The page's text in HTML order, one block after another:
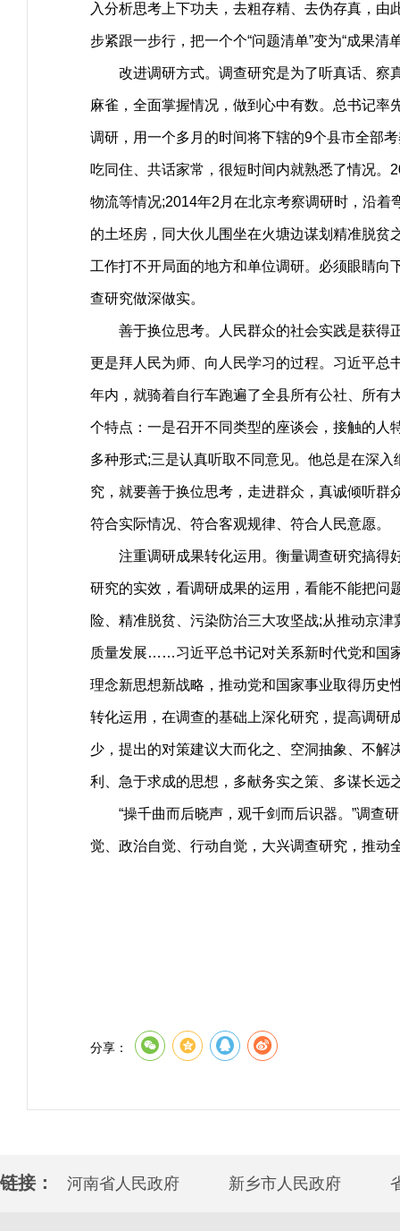
入分析思考上下功夫，去粗存精、去伪存真，
步紧跟一步行，把一个个“问题清单”变为“成果清
改进调研方式。调查研究是为了听真话、察真
麻雀，全面掌握情况，做到心中有数。总书记
调研，用一个多月的时间将下辖的9个县市全部
吃同住、共话家常，很短时间内就熟悉了情况
物流等情况;2014年2月在北京考察调研时，沿
的土坯房，同大伙儿围坐在火塘边谋划精准脱
工作打不开局面的地方和单位调研。必须眼睛向
查研究做深做实。
善于换位思考。人民群众的社会实践是获得正
更是拜人民为师、向人民学习的过程。习近平总
年内，就骑着自行车跑遍了全县所有公社、所有
个特点：一是召开不同类型的座谈会，接触的人
多种形式;三是认真听取不同意见。他总是在深
究，就要善于换位思考，走进群众，真诚倾听
符合实际情况、符合客观规律、符合人民意愿。
注重调研成果转化运用。衡量调查研究搞得好
研究的实效，看调研成果的运用，看能不能把问
险、精准脱贫、污染防治三大攻坚战;从推动京
质量发展……习近平总书记对关系新时代党和国
理念新思想新战略，推动党和国家事业取得历史
转化运用，在调查的基础上深化研究，提高调研
少，提出的对策建议大而化之、空洞抽象、不
利、急于求成的思想，多献务实之策、多谋长远
“操千曲而后晓声，观千剑而后识器。”调查研
觉、政治自觉、行动自觉，大兴调查研究，推动
分享：
链接： 河南省人民政府 新乡市人民政府